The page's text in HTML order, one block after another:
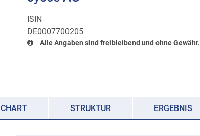
ISIN
DE0007700205
Alle Angaben sind freibleibend und ohne Gewähr.
CHART STRUKTUR ERGEBNIS